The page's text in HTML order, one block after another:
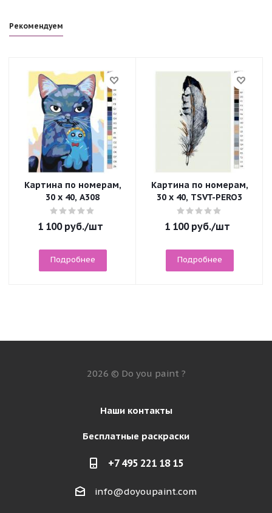
Рекомендуем
Картина по номерам,
30 x 40, A308
1 100руб./шт
Подробнее
Картина по номерам,
30 x 40, TSVT-PERO3
1 100руб./шт
Подробнее
2026 © Do you paint ?
Наши контакты
Бесплатные раскраски
+7 495 221 18 15
info@doyoupaint.com